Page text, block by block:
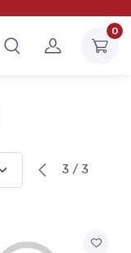
0
3 / 3